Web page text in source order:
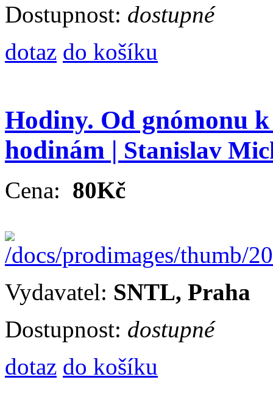
Dostupnost: dostupné
dotaz do košíku
Hodiny. Od gnómonu
hodinám | Stanislav
Cena: 80Kč
Vydavatel: SNTL, Praha
Dostupnost: dostupné
dotaz do košíku